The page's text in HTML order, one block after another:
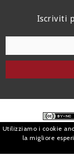
Iscriviti
Piazza
Utilizziamo i cookie
la migliore